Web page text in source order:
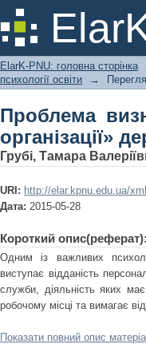
Проблема
державними
ElarK-PNU: головна сторінка
психології освіти
→
Проблема
організації»
Грубі, Тамара
URI: http://elar.kpnu.edu.ua/
Дата: 2015-05-28
Короткий опис(реферат):
Одним із важливих
виступає відданість
служби, діяльність яких
робочому місці та вимагає
Показати повний опис